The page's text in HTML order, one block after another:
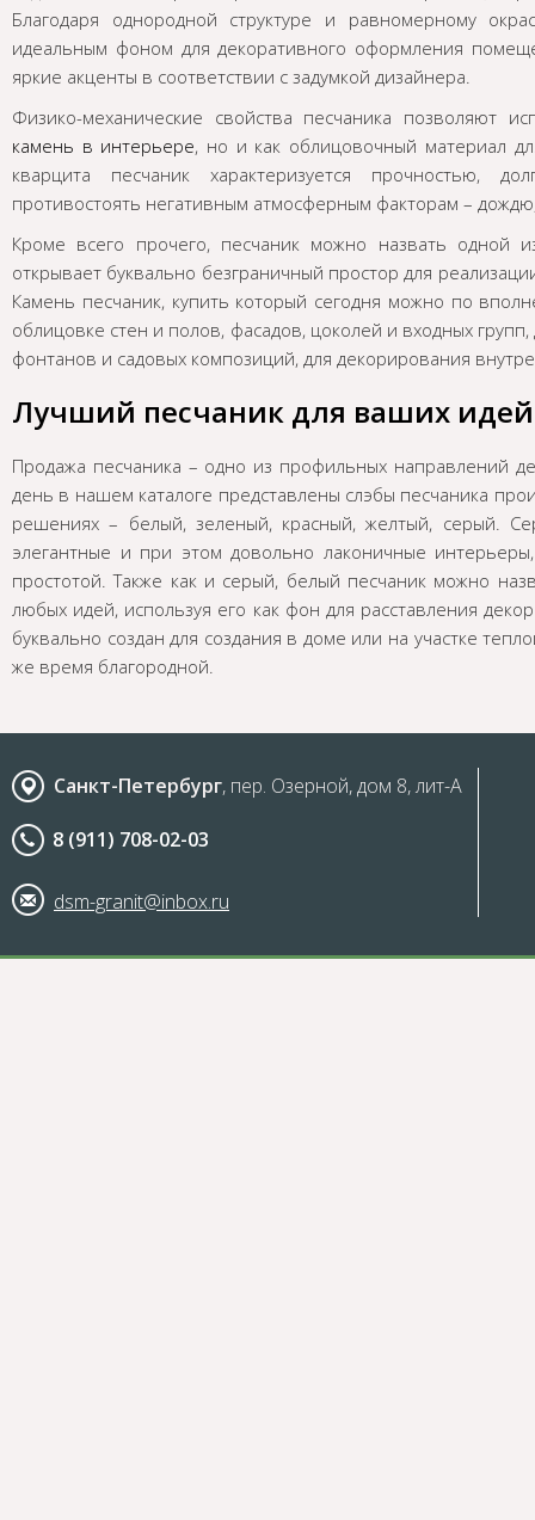
Благодаря однородной структуре и равномерному
идеальным фоном для декоративного оформления
яркие акценты в соответствии с задумкой дизайнера.
Физико-механические свойства песчаника позволяют
камень в интерьере, но и как облицовочный материал
кварцита песчаник характеризуется прочностью,
противостоять негативным атмосферным факторам –
Кроме всего прочего, песчаник можно назвать одной
открывает буквально безграничный простор для
Камень песчаник, купить который сегодня можно по
облицовке стен и полов, фасадов, цоколей и входных
фонтанов и садовых композиций, для декорирования
Лучший песчаник для ваших
Продажа песчаника – одно из профильных направлений
день в нашем каталоге представлены слэбы песчаника
решениях – белый, зеленый, красный, желтый, серый.
элегантные и при этом довольно лаконичные
простотой. Также как и серый, белый песчаник можно
любых идей, используя его как фон для расставления
буквально создан для создания в доме или на участке
же время благородной.
Санкт-Петербург, пер. Озерной, дом 8, лит-А
8 (911) 708-02-03
dsm-granit@inbox.ru